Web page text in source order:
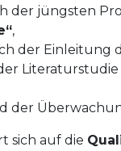
der jüngsten
,
der
der
sich auf die